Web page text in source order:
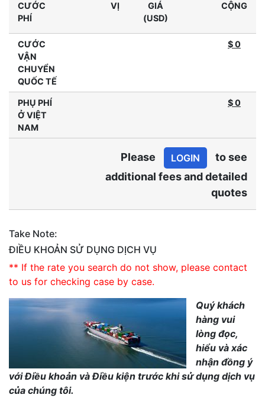
CƯỚC
PHÍ
VỊ
GIÁ
(USD)
CỘNG
CƯỚC
VẬN
CHUYỂN
QUỐC TẾ
$ 0
PHỤ PHÍ
Ở VIỆT
NAM
$0
Please LOGIN
to see
additional fees and detailed
quotes
Take Note:
ĐIỀU KHOẢN SỬ DỤNG DỊCH VỤ
** If the rate you search do not show, please contact
to us for checking case by case.
Quý khách
hàng vui
lòng đọc,
hiểu và xác
nhận đồng ý
với Điều khoản và Điều kiện trước khi sử dụng dịch vụ
của chúng tôi.